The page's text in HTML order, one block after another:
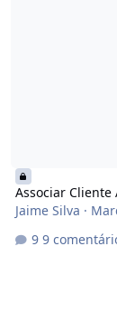
Associar
Jaime Silva ·
9